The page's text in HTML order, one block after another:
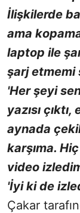
İlişkilerde
ama
laptop ile
şarj etmemi
'Her şeyi
yazısı
aynada
karşıma.
video
'İyi ki de
Çakar